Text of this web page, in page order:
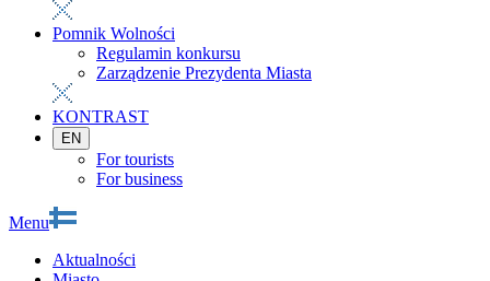
Pomnik Wolności
Regulamin konkursu
Zarządzenie Prezydenta Miasta
KONTRAST
EN
For tourists
For business
Menu
Aktualności